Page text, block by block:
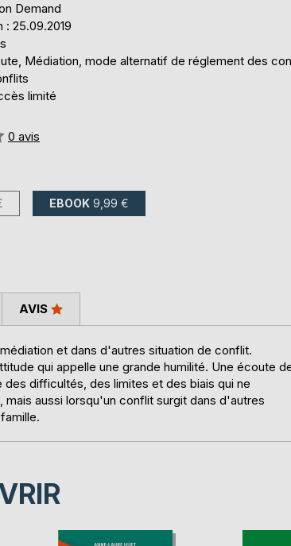
Demand
: 25.09.2019
Médiation, mode alternatif de réglement des
limité
0 avis
EBOOK 9,99 €
et dans d'autres situation de conflit.
qui appelle une grande humilité. Une écoute
difficultés, des limites et des biais qui ne
aussi lorsqu'un conflit surgit dans d'autres
AVIS